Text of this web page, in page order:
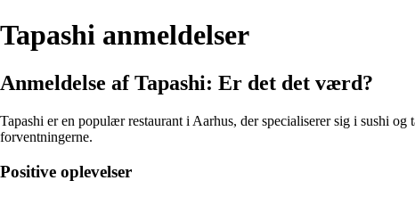
Tapashi anmeldelser
Anmeldelse af Tapashi: Er det det værd?
Tapashi er en populær restaurant i Aarhus, der specialiserer sig i sushi
forventningerne.
Positive oplevelser